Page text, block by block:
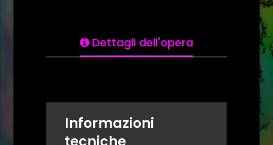
Dettagli dell'opera
Informazioni